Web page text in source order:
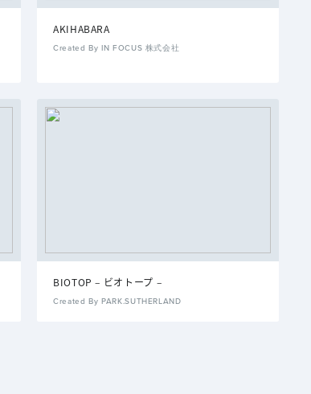
AKIHABARA
Created By IN FOCUS 株式会社
BIOTOP – ビオトープ –
Created By PARK.SUTHERLAND